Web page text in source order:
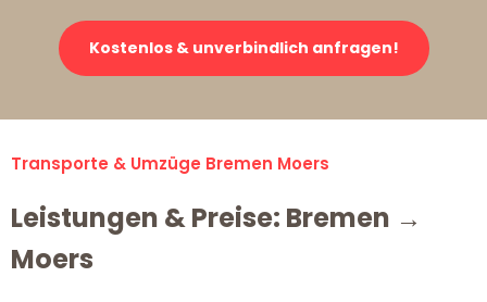
Kostenlos & unverbindlich anfragen!
Transporte & Umzüge Bremen Moers
Leistungen & Preise: Bremen →
Moers